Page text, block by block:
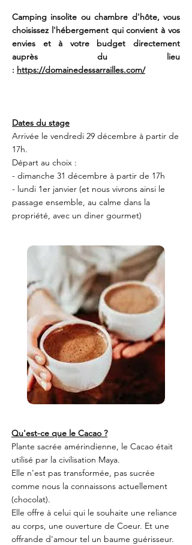
Camping insolite ou chambre d'hôte, vous
choisissez l'hébergement qui convient à vos
envies et à votre budget directement
auprès du lieu
: https://domainedessarrailles.com/
Dates du stage
Arrivée le vendredi 29 décembre à partir de
17h.
Départ au choix :
- dimanche 31 décembre à partir de 17h
- lundi 1er janvier (et nous vivrons ainsi le
passage ensemble, au calme dans la
propriété, avec un diner gourmet)
Qu'est-ce que le Cacao ?
Plante sacrée amérindienne, le Cacao était
utilisé par la civilisation Maya.
Elle n'est pas transformée, pas sucrée
comme nous la connaissons actuellement
(chocolat).
Elle offre à celui qui le souhaite une reliance
au corps, une ouverture de Coeur. Et une
offrande d'amour tel un baume guérisseur.